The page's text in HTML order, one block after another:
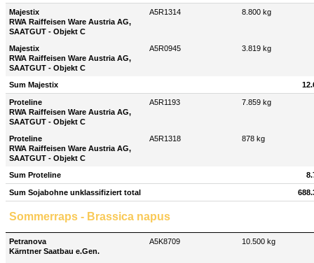
Majestix
RWA Raiffeisen Ware Austria AG,
SAATGUT - Objekt C
A5R1314 8.800 kg
Majestix
RWA Raiffeisen Ware Austria AG,
SAATGUT - Objekt C
A5R0945 3.819 kg
Sum Majestix
Proteline
RWA Raiffeisen Ware Austria AG,
SAATGUT - Objekt C
A5R1193 7.859 kg
Proteline
RWA Raiffeisen Ware Austria AG,
SAATGUT - Objekt C
A5R1318 878 kg
Sum Proteline
Sum Sojabohne unklassifiziert total
Sommerraps - Brassica napus
Petranova
Kärntner Saatbau e.Gen.
A5K8709 10.500 kg